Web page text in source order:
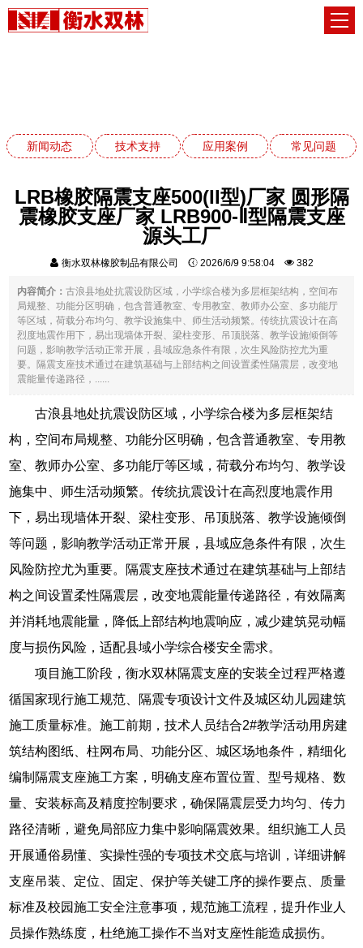
新闻动态 技术支持 应用案例 常见问题
LRB橡胶隔震支座500(II型)厂家 圆形隔
震橡胶支座厂家 LRB900-Ⅱ型隔震支座
源头工厂
衡水双林橡胶制品有限公司 2026/6/9 9:58:04 382
内容简介：古浪县地处抗震设防区域，小学综合楼为多层框架结构，空间布
局规整、功能分区明确，包含普通教室、专用教室、教师办公室、多功能厅
等区域，荷载分布均匀、教学设施集中、师生活动频繁。传统抗震设计在高
烈度地震作用下，易出现墙体开裂、梁柱变形、吊顶脱落、教学设施倾倒等
问题，影响教学活动正常开展，县域应急条件有限，次生风险防控尤为重
要。隔震支座技术通过在建筑基础与上部结构之间设置柔性隔震层，改变地
震能量传递路径，......
古浪县地处抗震设防区域，小学综合楼为多层框架结
构，空间布局规整、功能分区明确，包含普通教室、专用教
室、教师办公室、多功能厅等区域，荷载分布均匀、教学设
施集中、师生活动频繁。传统抗震设计在高烈度地震作用
下，易出现墙体开裂、梁柱变形、吊顶脱落、教学设施倾倒
等问题，影响教学活动正常开展，县域应急条件有限，次生
风险防控尤为重要。隔震支座技术通过在建筑基础与上部结
构之间设置柔性隔震层，改变地震能量传递路径，有效隔离
并消耗地震能量，降低上部结构地震响应，减少建筑晃动幅
度与损伤风险，适配县域小学综合楼安全需求。
项目施工阶段，衡水双林隔震支座的安装全过程严格遵
循国家现行施工规范、隔震专项设计文件及城区幼儿园建筑
施工质量标准。施工前期，技术人员结合2#教学活动用房建
筑结构图纸、柱网布局、功能分区、城区场地条件，精细化
编制隔震支座施工方案，明确支座布置位置、型号规格、数
量、安装标高及精度控制要求，确保隔震层受力均匀、传力
路径清晰，避免局部应力集中影响隔震效果。组织施工人员
开展通俗易懂、实操性强的专项技术交底与培训，详细讲解
支座吊装、定位、固定、保护等关键工序的操作要点、质量
标准及校园施工安全注意事项，规范施工流程，提升作业人
员操作熟练度，杜绝施工操作不当对支座性能造成损伤。